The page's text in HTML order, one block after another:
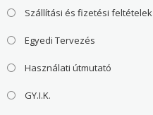
Szállítási és fizetési feltételek
Egyedi Tervezés
Használati útmutató
GY.I.K.